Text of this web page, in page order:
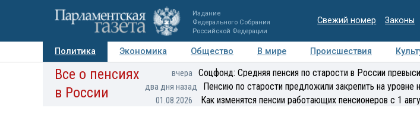
Издание
Федерального Собрания
Российской Федерации
Свежий номер Законы
Политика Экономика Общество В мире Происшествия
Авторы Персоны Мнения Регионы Медиацентр Интервью
Все о пенсиях
в России
вчера Соцфонд: Средняя пенсия по старости в России
два дня назад Пенсию по старости предложили закрепить на уровне
01.08.2026 Как изменятся пенсии работающих пенсионеров с 1